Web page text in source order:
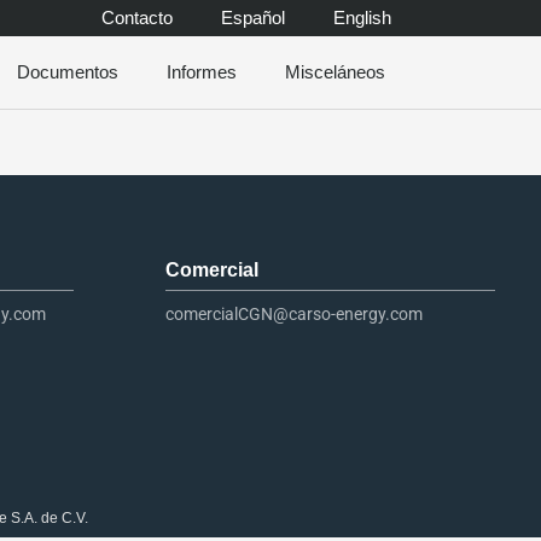
Contacto Español English
Documentos Informes Misceláneos
Comercial
comercialCGN@carso-energy.com
S.A. de C.V.